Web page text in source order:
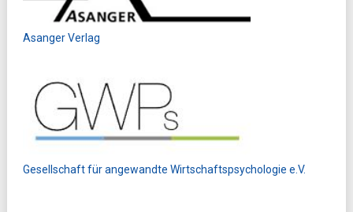
Asanger Verlag
Gesellschaft für angewandte Wirtschaftspsychologie e.V.